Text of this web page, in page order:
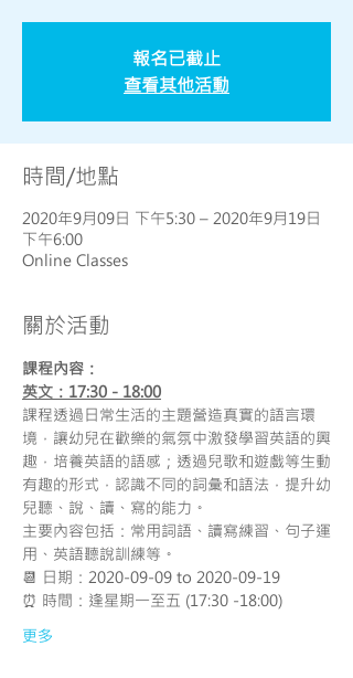
報名已截止
查看其他活動
時間/地點
2020年9月09日 下午5:30 – 2020年9月19日
下午6:00
Online Classes
關於活動
課程內容：
英文：17:30 - 18:00
課程透過日常生活的主題營造真實的語言環
境，讓幼兒在歡樂的氣氛中激發學習英語的興
趣，培養英語的語感；透過兒歌和遊戲等生動
有趣的形式，認識不同的詞彙和語法，提升幼
兒聽、說、讀、寫的能力。
主要內容包括：常用詞語、讀寫練習、句子運
用、英語聽說訓練等。
📆 日期：2020-09-09 to 2020-09-19
⏰ 時間：逢星期一至五 (17:30 -18:00)
更多